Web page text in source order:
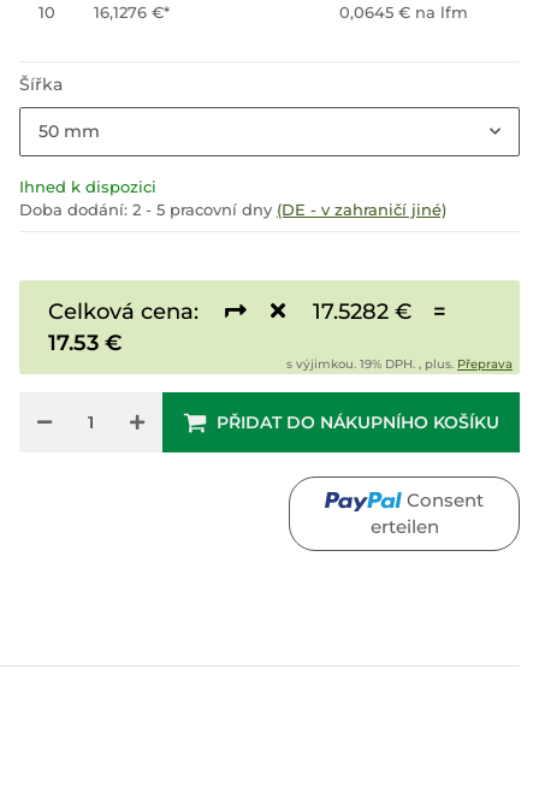
Ihned k dispozici
Doba dodání: 2 - 5 pracovní dny (DE - v zahraničí jiné)
10 16,1276 €* 0,0645 € na lfm
Šířka
50 mm
Celková cena: 17.5282 €
=
17.53 €
s výjimkou. 19% DPH. , plus. Přeprava
PŘIDAT DO NÁKUPNÍHO KOŠÍKU
Consent
erteilen